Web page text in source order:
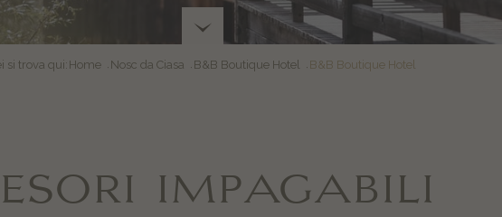
si trova qui: Home Nosc da Ciasa B&B Boutique Hotel B&B Boutique Hotel
IMPAGABILI